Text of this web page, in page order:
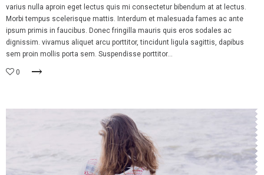
varius nulla aproin eget lectus quis mi consectetur bibendum at at lectus.
Morbi tempus scelerisque mattis. Interdum et malesuada fames ac ante
ipsum primis in faucibus. Donec fringilla mauris quis eros sodales ac
dignissim. vivamus aliquet arcu porttitor, tincidunt ligula sagittis, dapibus
sem proin mollis porta sem. Suspendisse porttitor...
0